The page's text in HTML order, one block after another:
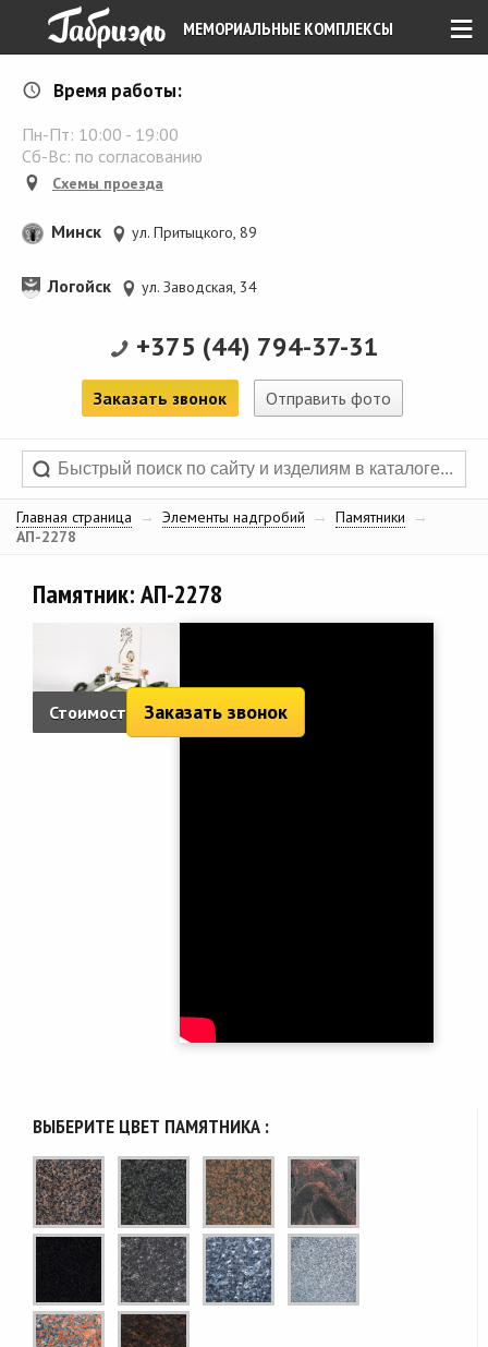
≡
МЕМОРИАЛЬНЫЕ КОМПЛЕКСЫ
Время работы:
Пн-Пт: 10:00 - 19:00
Сб-Вс: по согласованию
Схемы проезда
Минск ул. Притыцкого, 89
Логойск ул. Заводская, 34
+375 (44) 794-37-31
Заказать звонок Отправить фото
Главная страница → Элементы надгробий → Памятники
→
АП-2278
Памятник: АП-2278
Стоимость: 10 419 руб.
Заказать звонок
ВЫБЕРИТЕ ЦВЕТ ПАМЯТНИКА :